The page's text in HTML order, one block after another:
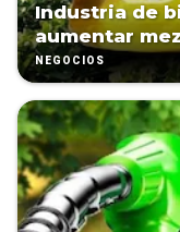
Industria de
aumentar
NEGOCIOS